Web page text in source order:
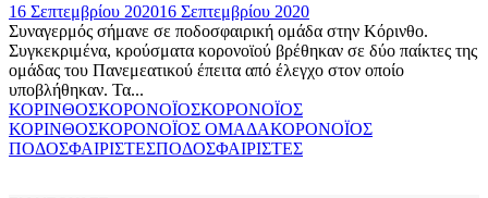
16 Σεπτεμβρίου 202016 Σεπτεμβρίου 2020
Συναγερμός σήμανε σε ποδοσφαιρική ομάδα στην Κόρινθο.
Συγκεκριμένα, κρούσματα κορονοϊού βρέθηκαν σε δύο παίκτες της
ομάδας του Πανεμεατικού έπειτα από έλεγχο στον οποίο
υποβλήθηκαν. Τα...
ΚΟΡΙΝΘΟΣΚΟΡΟΝΟΪΟΣΚΟΡΟΝΟΪΟΣ
ΚΟΡΙΝΘΟΣΚΟΡΟΝΟΪΟΣ ΟΜΑΔΑΚΟΡΟΝΟΪΟΣ
ΠΟΔΟΣΦΑΙΡΙΣΤΕΣΠΟΔΟΣΦΑΙΡΙΣΤΕΣ